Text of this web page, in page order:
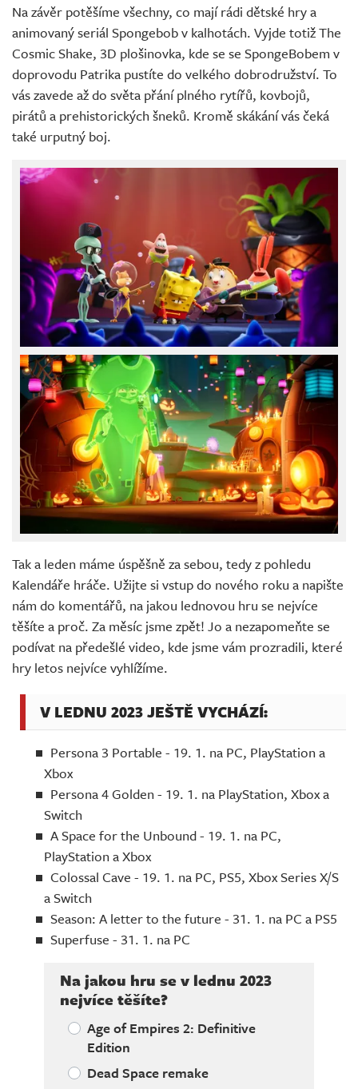
Na závěr potěšíme všechny, co mají rádi dětské hry a
animovaný seriál Spongebob v kalhotách. Vyjde totiž The
Cosmic Shake, 3D plošinovka, kde se se SpongeBobem v
doprovodu Patrika pustíte do velkého dobrodružství. To
vás zavede až do světa přání plného rytířů, kovbojů,
pirátů a prehistorických šneků. Kromě skákání vás čeká
také urputný boj.
Tak a leden máme úspěšně za sebou, tedy z pohledu
Kalendáře hráče. Užijte si vstup do nového roku a napište
nám do komentářů, na jakou lednovou hru se nejvíce
těšíte a proč. Za měsíc jsme zpět! Jo a nezapomeňte se
podívat na předešlé video, kde jsme vám prozradili, které
hry letos nejvíce vyhlížíme.
V LEDNU 2023 JEŠTĚ VYCHÁZÍ:
Persona 3 Portable - 19. 1. na PC, PlayStation a
Xbox
Persona 4 Golden - 19. 1. na PlayStation, Xbox a
Switch
A Space for the Unbound - 19. 1. na PC,
PlayStation a Xbox
Colossal Cave - 19. 1. na PC, PS5, Xbox Series X/S
a Switch
Season: A letter to the future - 31. 1. na PC a PS5
Superfuse - 31. 1. na PC
Na jakou hru se v lednu 2023
nejvíce těšíte?
Age of Empires 2: Definitive
Edition
Dead Space remake